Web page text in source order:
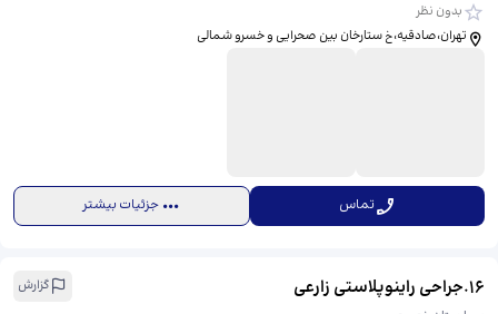
بدون نظر
تهران،صادقیه،خ ستارخان بین صحرایی و خسرو شمالی
تماس جزئیات بیشتر
16
.جراحی راینوپلاستی زارعی
گزارش